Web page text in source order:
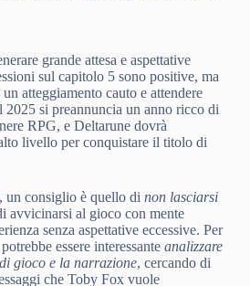
grande attesa e aspettative
sul capitolo 5 sono positive, ma
atteggiamento cauto e attendere
si preannuncia un anno ricco di
RPG, e Deltarune dovrà
livello per conquistare il titolo di
un consiglio è quello di non lasciarsi
avvicinarsi al gioco con mente
senza aspettative eccessive. Per
essere interessante analizzare
gioco e la narrazione, cercando di
che Toby Fox vuole